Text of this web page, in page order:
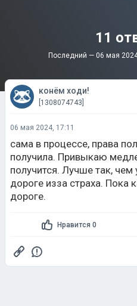
11
Последний — 06 мая
конём ходи!
[1308074743]
06 мая 2024, 17:11
сама в процессе, права
получила. Привыкаю
получится. Лучше так, чем
дороге изза страха. Пока
дороге.
Нравится 0